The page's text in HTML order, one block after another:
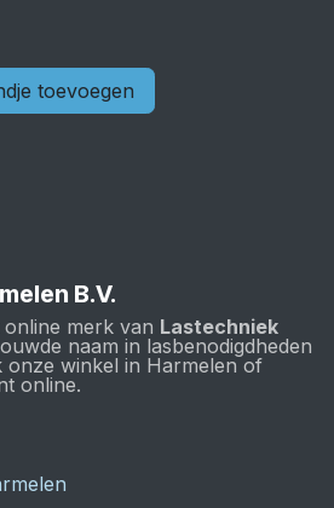
toevoegen
B.V.
online merk van Lastechniek
naam in lasbenodigdheden
onze winkel in Harmelen of
online.